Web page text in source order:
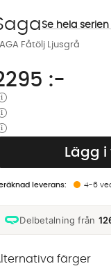
Fåtölj Ljusgrå
Se hela serien
:-
Lägg
Delbetalning från
4-6
färger